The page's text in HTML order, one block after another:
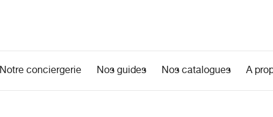
Notre conciergerie Nos guides Nos catalogues A